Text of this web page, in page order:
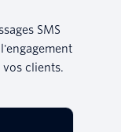
SMS
clients.